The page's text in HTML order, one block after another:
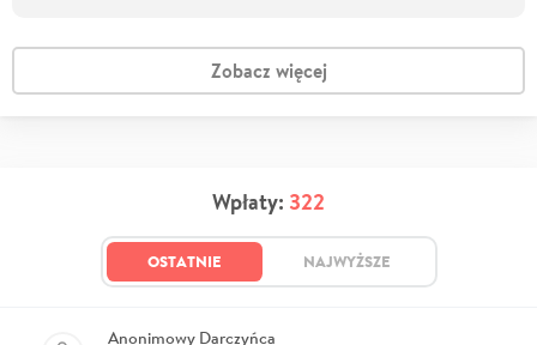
Zobacz więcej
Wpłaty: 322
OSTATNIE NAJWYŻSZE
Anonimowy Darczyńca